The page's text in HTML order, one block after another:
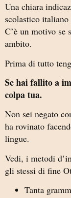
Una chiara
scolastico italiano
C’è un motivo se
ambito.
Prima di tutto
Se hai fallito a
colpa tua.
Non sei negato
ha rovinato
lingue.
Vedi, i metodi
gli stessi di fine
Tanta